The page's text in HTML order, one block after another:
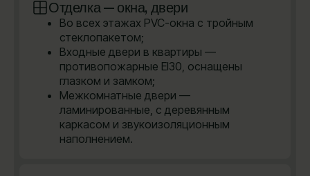
Отделка — окна, двери
Во всех этажах PVC-окна с тройным
стеклопакетом;
Входные двери в квартиры —
противопожарные EI30, оснащены
глазком и замком;
Межкомнатные двери —
ламинированные, с деревянным
каркасом и звукоизоляционным
наполнением.